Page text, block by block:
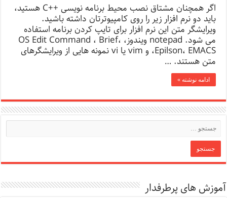
اگر همچنان مشتاق نصب محیط برنامه نویسی ++C هستید،
باید دو نرم افزار زیر را روی کامپیوترتان داشته باشید.
ویرایشگر متن این نرم افزار برای تایپ کردن برنامه استفاده
می شود. notepad ویندوز، OS Edit Command ، Brief،
Epilson، EMACS، و vim یا vi نمونه هایی از ویرایشگرهای
متن هستند. …
ادامه نوشته »
آموزش های پرطرفدار